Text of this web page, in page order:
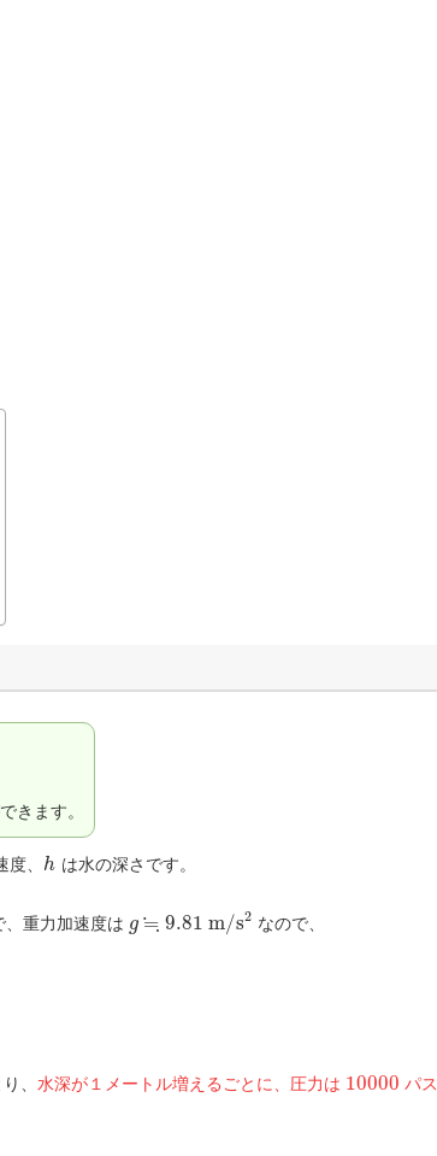
きます。
、 h
h は水の深さです。
、重力加速度は g ≒ 9.81 m/s2
g≒9.81m/ s2
なので、
り、水深が１メートル増えるごとに、圧力は 10000
10000 パス